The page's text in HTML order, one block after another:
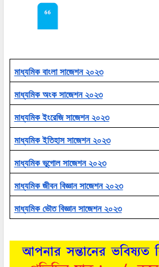
মাধ্যমিক বাংলা সাজেশন ২০২৩
মাধ্যমিক অংক সাজেশন ২০২৩
মাধ্যমিক ইংরেজি সাজেশন ২০২৩
মাধ্যমিক ইতিহাস সাজেশন ২০২৩
মাধ্যমিক ভূগোল সাজেশন ২০২৩
মাধ্যমিক জীবন বিজ্ঞান সাজেশন ২০২৩
মাধ্যমিক ভৌত বিজ্ঞান সাজেশন ২০২৩